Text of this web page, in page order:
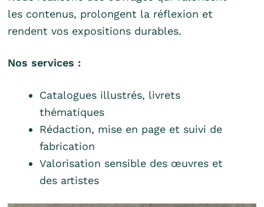
les contenus, prolongent la réflexion et
rendent vos expositions durables.
Nos services :
Catalogues illustrés, livrets
thématiques
Rédaction, mise en page et suivi de
fabrication
Valorisation sensible des œuvres et
des artistes